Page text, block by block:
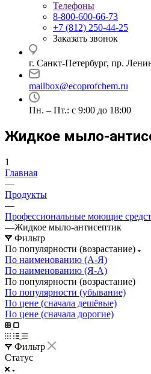
Телефоны
8-800-600-66-73
+7 (812) 250-44-25
Заказать звонок
г. Санкт-Петербург, пр.
mailbox@ecoprofchem.ru
Пн. – Пт.: с 9:00 до 18:00
Жидкое мыло-
1
Главная
—
Продукты
—
Профессиональные моющие
—Жидкое мыло-антисептик
Фильтр
По популярности (возрастание)
По наименованию (А-Я)
По наименованию (Я-А)
По популярности (возрастание)
По популярности (убывание)
По цене (сначала дешёвые)
По цене (сначала дорогие)
Фильтр
Статус